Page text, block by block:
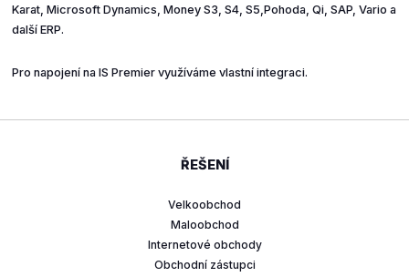
Karat, Microsoft Dynamics, Money S3, S4, S5,Pohoda, Qi, SAP, Vario a
další ERP.
Pro napojení na IS Premier využíváme vlastní integraci.
ŘEŠENÍ
Velkoobchod
Maloobchod
Internetové obchody
Obchodní zástupci